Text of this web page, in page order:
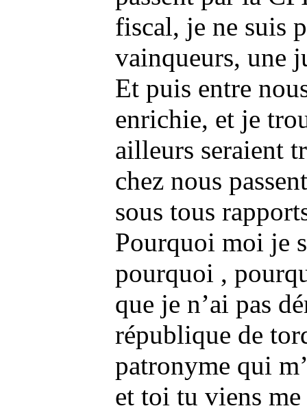
fiscal, je ne suis
vainqueurs, une
Et puis entre
enrichie, et je
ailleurs seraient
chez nous
sous tous
Pourquoi moi je
pourquoi ,
que je n’ai pas
république de
patronyme qui
et toi tu viens